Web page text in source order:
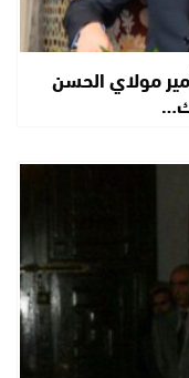
مولاي الحسن